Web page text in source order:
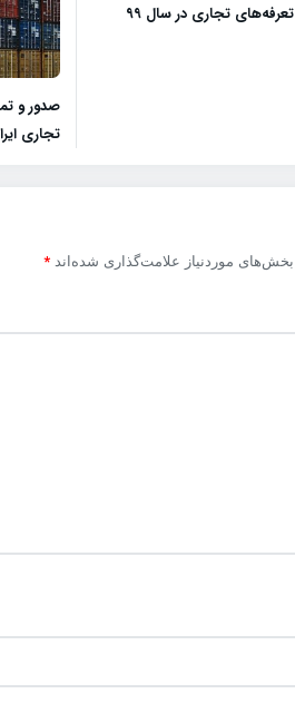
تعرفه‌های تجاری در سال ۹۹
صدور و
تجاری
بخش‌های موردنیاز علامت‌گذاری شده‌اند *